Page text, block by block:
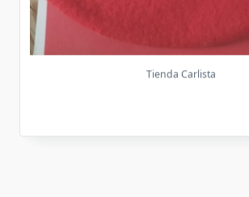
Tienda Carlista